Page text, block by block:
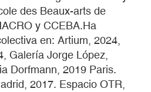
des Beaux-arts de
y CCEBA.Ha
en: Artium, 2024,
Galería Jorge López,
Dorfmann, 2019 Paris.
2017. Espacio OTR,